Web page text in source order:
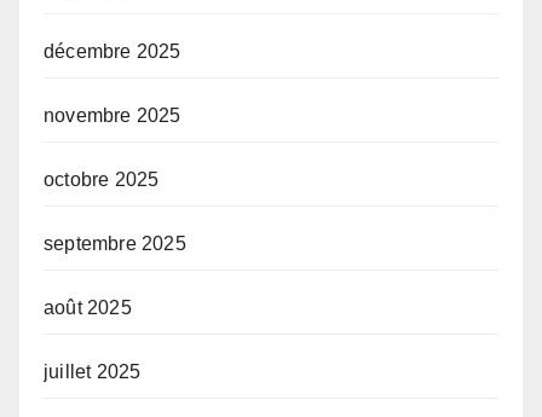
décembre 2025
novembre 2025
octobre 2025
septembre 2025
août 2025
juillet 2025